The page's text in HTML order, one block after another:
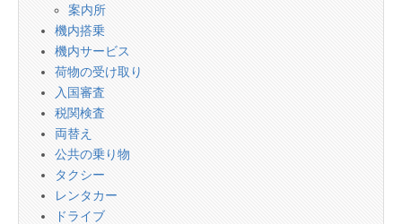
案内所
機内搭乗
機内サービス
荷物の受け取り
入国審査
税関検査
両替え
公共の乗り物
タクシー
レンタカー
ドライブ